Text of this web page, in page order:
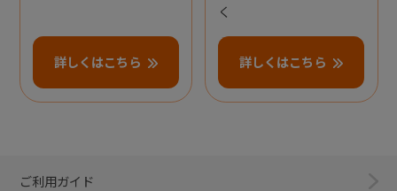
詳しくはこちら
く
詳しくはこちら
ご利用ガイド